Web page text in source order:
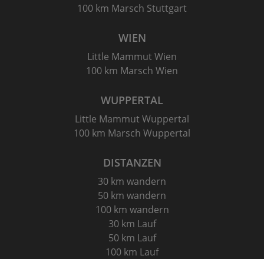
100 km Marsch Stuttgart
WIEN
Little Mammut Wien
100 km Marsch Wien
WUPPERTAL
Little Mammut Wuppertal
100 km Marsch Wuppertal
DISTANZEN
30 km wandern
50 km wandern
100 km wandern
30 km Lauf
50 km Lauf
100 km Lauf